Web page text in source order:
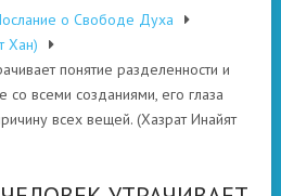
о Свободе Духа
Хан)
понятие разделенности и
со всеми созданиями, его глаза
всех вещей. (Хазрат Инайят